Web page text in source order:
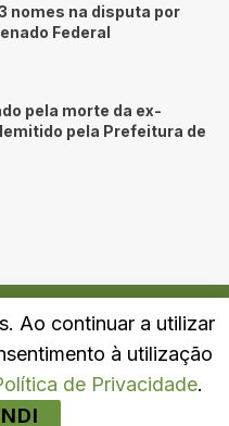
nomes na disputa por
Federal
pela morte da ex-
pela Prefeitura de
Política de Privacidade
Ao continuar a utilizar
à utilização
de Privacidade.